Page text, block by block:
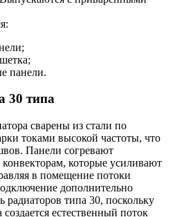
панели.
30 типа
сварены из стали по
токами высокой частоты, что
Панели согревают
которые усиливают
в помещение потоки
дополнительно
радиаторов типа 30, поскольку
естественный поток